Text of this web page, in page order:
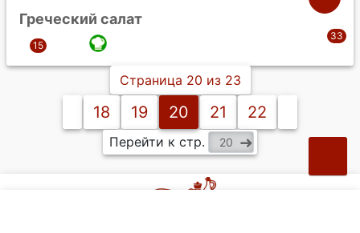
Греческий салат
Страница 20 из 23
18 19 20 21 22
Перейти к стр.